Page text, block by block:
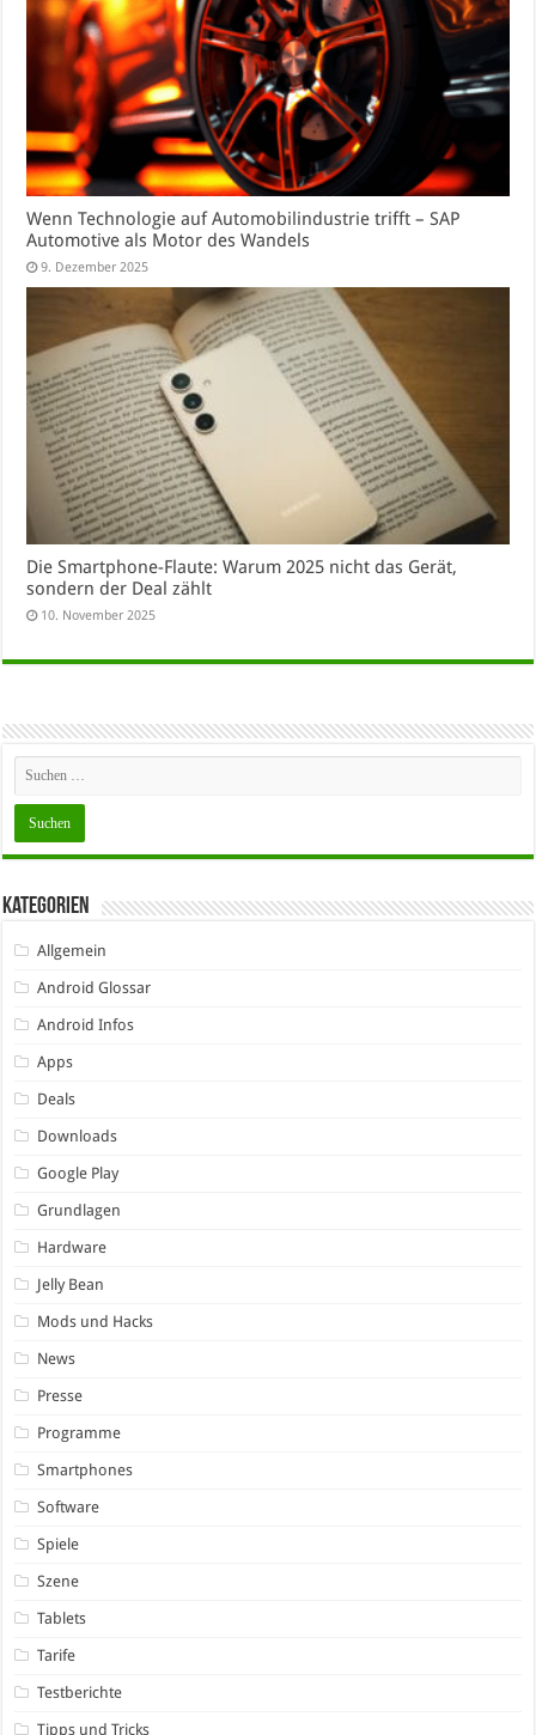
Wenn Technologie auf Automobilindustrie trifft – SAP
Automotive als Motor des Wandels
9. Dezember 2025
Die Smartphone-Flaute: Warum 2025 nicht das Gerät,
sondern der Deal zählt
10. November 2025
Kategorien
Allgemein
Android Glossar
Android Infos
Apps
Deals
Downloads
Google Play
Grundlagen
Hardware
Jelly Bean
Mods und Hacks
News
Presse
Programme
Smartphones
Software
Spiele
Szene
Tablets
Tarife
Testberichte
Tipps und Tricks